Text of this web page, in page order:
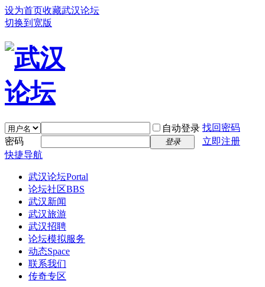
设为首页收藏武汉论坛
切换到宽版
自动登录 找回密码
密码
登录
立即注册
快捷导航
武汉论坛Portal
论坛社区BBS
武汉新闻
武汉旅游
武汉招聘
论坛模拟服务
动态Space
联系我们
传奇专区